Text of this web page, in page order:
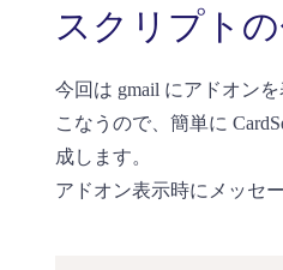
スクリプト
今回は gmail にアドオン
こなうので、簡単に
成します。
アドオン表示時にメッセ